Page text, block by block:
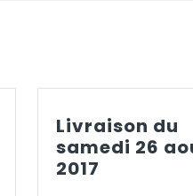
Livraison du
samedi 26
2017